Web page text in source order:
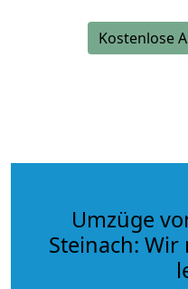
Kostenlose
Umzüge
Steinach: